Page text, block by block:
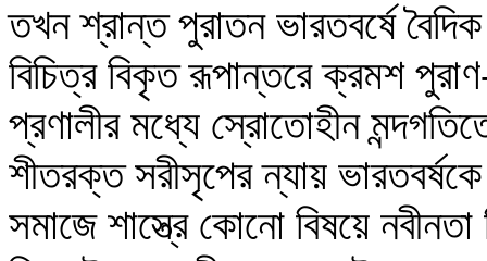
তখন শ্রান্ত পুরাতন ভারতবর্ষে
বিচিত্র বিকৃত রূপান্তরে ক্রমশ
প্রণালীর মধ্যে স্রোতোহীন
শীতরক্ত সরীসৃপের ন্যায়
সমাজে শাস্ত্রে কোনো বিষয়ে